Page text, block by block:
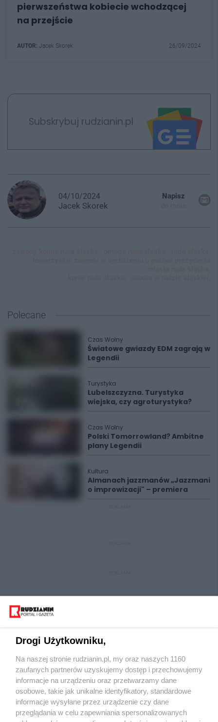
pierwszeństwa kobiecie wchodzącej
na przejście
AUTOR: Jacek Skorek 26/09/2024
Subskrybuj rudzianin.pl
04/10/2024
Jacek Skorek
Napisz
Polecane
Czas Wolny
Światowe gwiazdy EDM zagrają w
Legendii
Turystyka
Lubelszczyzna. Turystyka
wiejska, czy agroturystyka?
Czas Wolny
Polski Tomorrowland? Ambitne
plany Legendii
Kultura
Almanach jazzmanów „Jazzmani
o improwizacji" – premiera
Wydawca mediów lokalnych
Drogi Użytkowniku,
Na naszej stronie rudzianin.pl, my oraz naszych 1160
zaufanych partnerów uzyskujemy dostęp i przechowujemy
informacje na urządzeniu oraz przetwarzamy dane
osobowe, takie jak unikalne identyfikatory, standardowe
informacje wysyłane przez urządzenie czy dane
przeglądania w celu zapewniania spersonalizowanych